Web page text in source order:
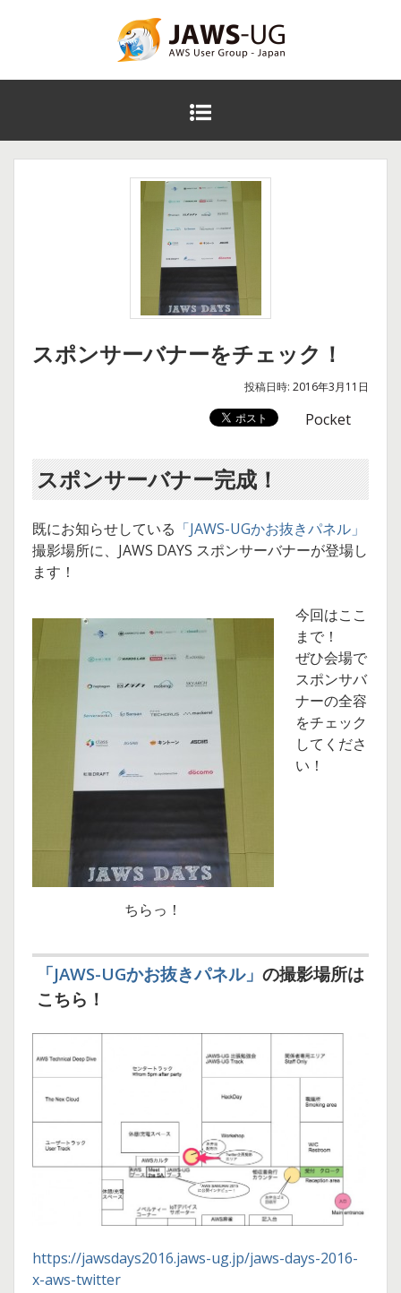
ン
ス
メ
イ
ン
メ
ニ
ュ
ー
スポンサーバナーをチェック！
投稿日時: 2016年3月11日
Pocket
スポンサーバナー完成！
既にお知らせしている 「JAWS-UGかお抜きパネル」
撮影場所に、JAWS DAYS スポンサーバナーが登場し
ます！
ちらっ！
今回はここ
まで！
ぜひ会場で
スポンサバ
ナーの全容
をチェック
してくださ
い！
「JAWS-UGかお抜きパネル」 の撮影場所は
こちら！
https://jawsdays2016.jaws-ug.jp/jaws-days-2016-
x-aws-twitter